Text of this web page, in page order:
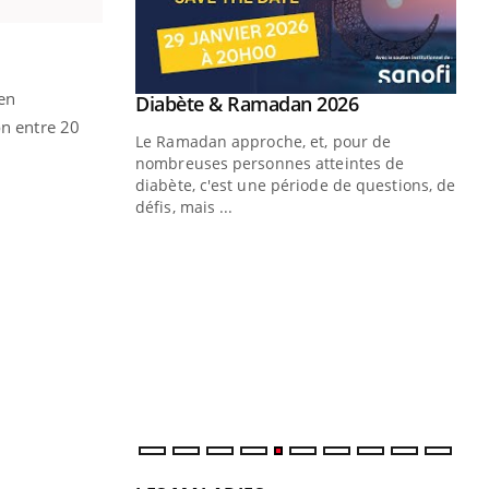
entre 20
: se Youtube
Diabète & Ramadan 2026Youtube
Le Ramadan approche, et, pour de
nombreuses personnes atteintes de
diabète, c'est une période de questions, de
défis, mais ...